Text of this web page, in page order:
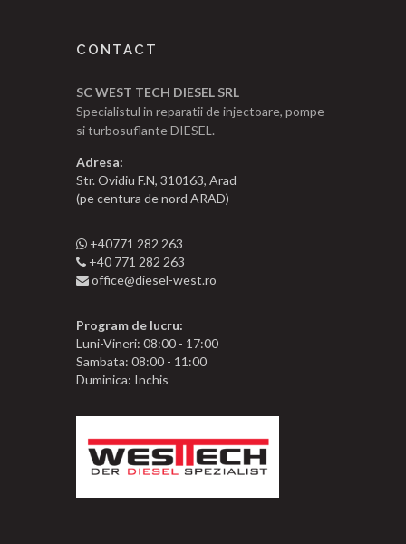
CONTACT
SC WEST TECH DIESEL SRL
Specialistul in reparatii de injectoare, pompe
si turbosuflante DIESEL.
Adresa:
Str. Ovidiu F.N, 310163, Arad
(pe centura de nord ARAD)
+40771 282 263
+40 771 282 263
office@diesel-west.ro
Program de lucru:
Luni-Vineri: 08:00 - 17:00
Sambata: 08:00 - 11:00
Duminica: Inchis